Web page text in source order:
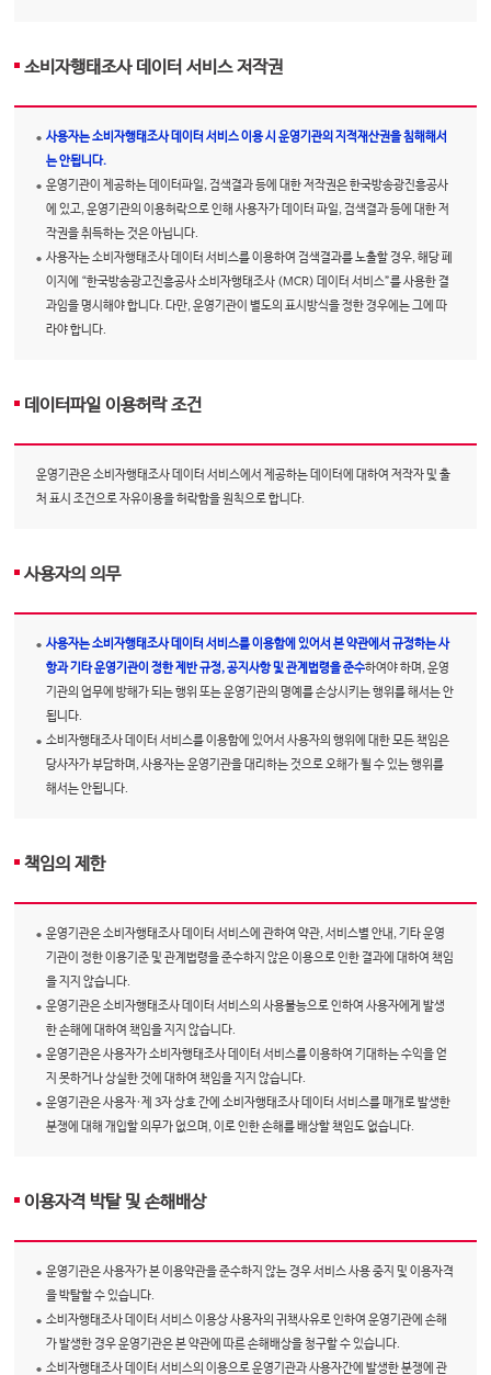
소비자행태조사 데이터 서비스 저작권
사용자는 소비자행태조사 데이터 서비스 이용 시 운영기관의 지적재산권을 침해해서
는 안됩니다.
운영기관이 제공하는 데이터파일, 검색결과 등에 대한 저작권은 한국방송광진흥공사
에 있고, 운영기관의 이용허락으로 인해 사용자가 데이터 파일, 검색결과 등에 대한 저
작권을 취득하는 것은 아닙니다.
사용자는 소비자행태조사 데이터 서비스를 이용하여 검색결과를 노출할 경우, 해당 페
이지에 “한국방송광고진흥공사 소비자행태조사 (MCR) 데이터 서비스”를 사용한 결
과임을 명시해야 합니다. 다만, 운영기관이 별도의 표시방식을 정한 경우에는 그에 따
라야 합니다.
데이터파일 이용허락 조건
운영기관은 소비자행태조사 데이터 서비스에서 제공하는 데이터에 대하여 저작자 및 출
처 표시 조건으로 자유이용을 허락함을 원칙으로 합니다.
사용자의 의무
사용자는 소비자행태조사 데이터 서비스를 이용함에 있어서 본 약관에서 규정하는 사
항과 기타 운영기관이 정한 제반 규정, 공지사항 및 관계법령을 준수하여야 하며, 운영
기관의 업무에 방해가 되는 행위 또는 운영기관의 명예를 손상시키는 행위를 해서는 안
됩니다.
소비자행태조사 데이터 서비스를 이용함에 있어서 사용자의 행위에 대한 모든 책임은
당사자가 부담하며, 사용자는 운영기관을 대리하는 것으로 오해가 될 수 있는 행위를
해서는 안됩니다.
책임의 제한
운영기관은 소비자행태조사 데이터 서비스에 관하여 약관, 서비스별 안내, 기타 운영
기관이 정한 이용기준 및 관계법령을 준수하지 않은 이용으로 인한 결과에 대하여 책임
을 지지 않습니다.
운영기관은 소비자행태조사 데이터 서비스의 사용불능으로 인하여 사용자에게 발생
한 손해에 대하여 책임을 지지 않습니다.
운영기관은 사용자가 소비자행태조사 데이터 서비스를 이용하여 기대하는 수익을 얻
지 못하거나 상실한 것에 대하여 책임을 지지 않습니다.
운영기관은 사용자·제 3자 상호 간에 소비자행태조사 데이터 서비스를 매개로 발생한
분쟁에 대해 개입할 의무가 없으며, 이로 인한 손해를 배상할 책임도 없습니다.
이용자격 박탈 및 손해배상
운영기관은 사용자가 본 이용약관을 준수하지 않는 경우 서비스 사용 중지 및 이용자격
을 박탈할 수 있습니다.
소비자행태조사 데이터 서비스 이용상 사용자의 귀책사유로 인하여 운영기관에 손해
가 발생한 경우 운영기관은 본 약관에 따른 손해배상을 청구할 수 있습니다.
소비자행태조사 데이터 서비스의 이용으로 운영기관과 사용자간에 발생한 분쟁에 관